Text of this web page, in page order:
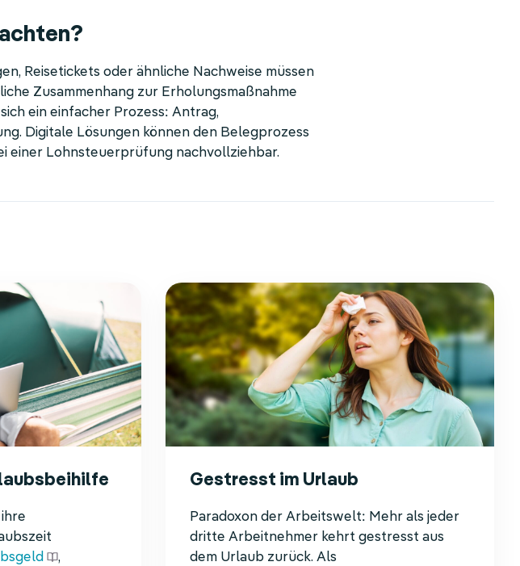
Reisetickets oder ähnliche Nachweise müssen
Zusammenhang zur Erholungsmaßnahme
ein einfacher Prozess: Antrag,
Digitale Lösungen können den Belegprozess
einer Lohnsteuerprüfung nachvollziehbar.
,
Gestresst im Urlaub
Paradoxon der Arbeitswelt: Mehr als jeder
dritte Arbeitnehmer kehrt gestresst aus
dem Urlaub zurück. Als